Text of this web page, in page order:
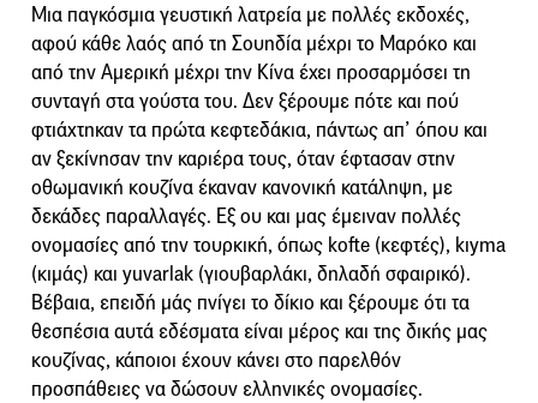
Μια παγκόσμια γευστική λατρεία με πολλές εκδοχές,
αφού κάθε λαός από τη Σουηδία μέχρι το Μαρόκο και
από την Αμερική μέχρι την Κίνα έχει προσαρμόσει τη
συνταγή στα γούστα του. Δεν ξέρουμε πότε και πού
φτιάχτηκαν τα πρώτα κεφτεδάκια, πάντως απ’ όπου και
αν ξεκίνησαν την καριέρα τους, όταν έφτασαν στην
οθωμανική κουζίνα έκαναν κανονική κατάληψη, με
δεκάδες παραλλαγές. Εξ ου και μας έμειναν πολλές
ονομασίες από την τουρκική, όπως kofte (κεφτές), kıyma
(κιμάς) και yuvarlak (γιουβαρλάκι, δηλαδή σφαιρικό).
Βέβαια, επειδή μάς πνίγει το δίκιο και ξέρουμε ότι τα
θεσπέσια αυτά εδέσματα είναι μέρος και της δικής μας
κουζίνας, κάποιοι έχουν κάνει στο παρελθόν
προσπάθειες να δώσουν ελληνικές ονομασίες.